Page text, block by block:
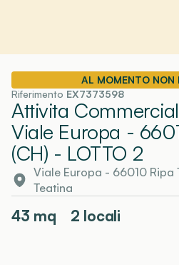
AL MOMENTO NON
Riferimento EX7373598
Attivita
Viale Europa -
(CH) - LOTTO 2
Viale Europa - 66010 Ripa
Teatina
43 mq
2 locali